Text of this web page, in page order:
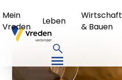
Mein
Vreden
Leben
Wirtschaft
& Bauen